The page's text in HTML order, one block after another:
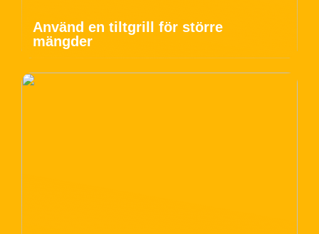
Använd en tiltgrill för större
mängder